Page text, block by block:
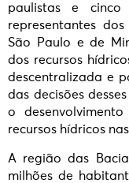
paulistas e
representantes
São Paulo e de
dos recursos
descentralizada e
das decisões
o
recursos hídricos
A região das
milhões de